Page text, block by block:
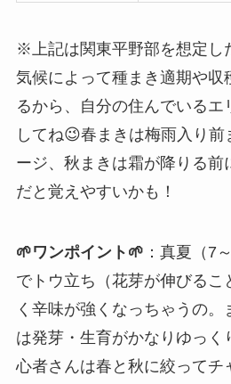
※上記は関東平野部を想定し
気候によって種まき適期や収
るから、自分の住んでいるエ
してね😉春まきは梅雨入り前
ージ、秋まきは霜が降りる前
だと覚えやすいかも！
🌱ワンポイント🌱 ：真夏（7
でトウ立ち（花芽が伸びるこ
く辛味が強くなっちゃうの。
は発芽・生育がかなりゆっく
心者さんは春と秋に絞ってチ